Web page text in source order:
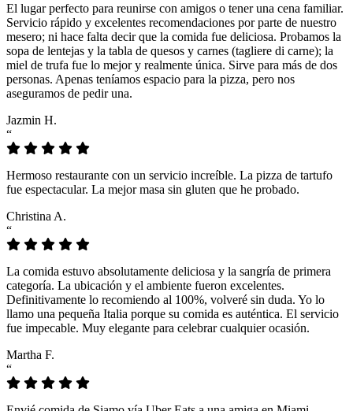
El lugar perfecto para reunirse con amigos o tener una cena familiar.
Servicio rápido y excelentes recomendaciones por parte de nuestro
mesero; ni hace falta decir que la comida fue deliciosa. Probamos la
sopa de lentejas y la tabla de quesos y carnes (tagliere di carne); la
miel de trufa fue lo mejor y realmente única. Sirve para más de dos
personas. Apenas teníamos espacio para la pizza, pero nos
aseguramos de pedir una.
Jazmin H.
“
Hermoso restaurante con un servicio increíble. La pizza de tartufo
fue espectacular. La mejor masa sin gluten que he probado.
Christina A.
“
La comida estuvo absolutamente deliciosa y la sangría de primera
categoría. La ubicación y el ambiente fueron excelentes.
Definitivamente lo recomiendo al 100%, volveré sin duda. Yo lo
llamo una pequeña Italia porque su comida es auténtica. El servicio
fue impecable. Muy elegante para celebrar cualquier ocasión.
Martha F.
“